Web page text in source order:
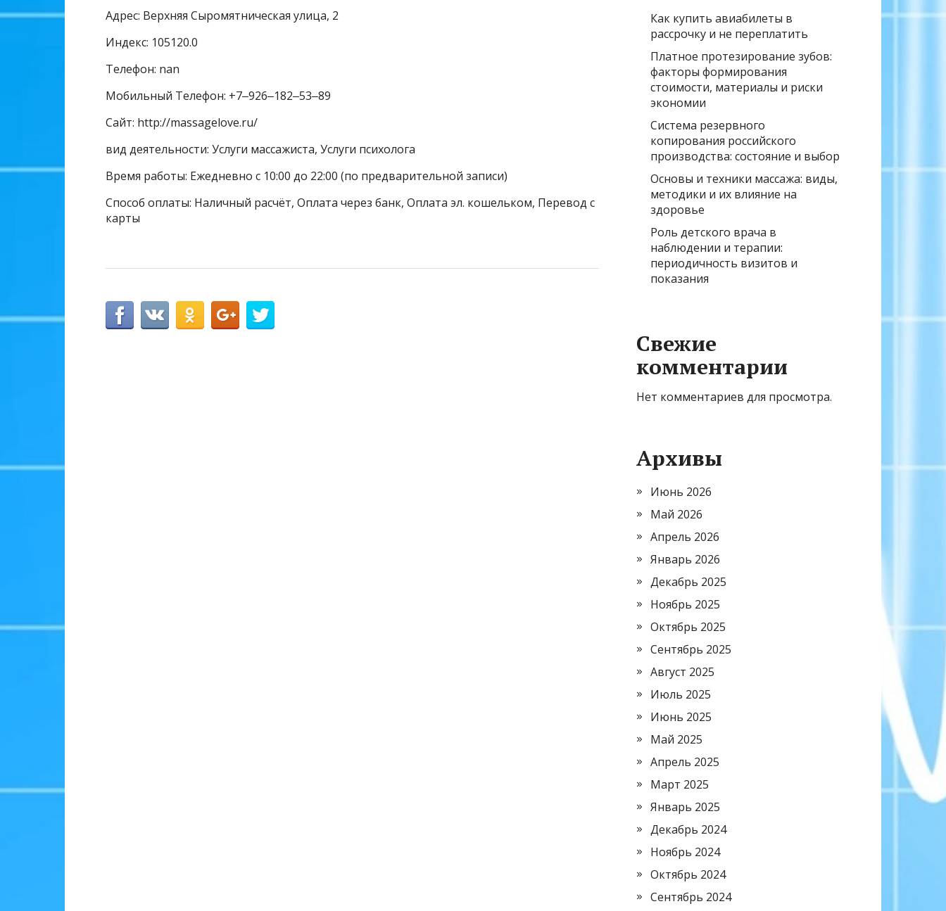
Адрес: Верхняя Сыромятническая улица, 2
Индекс: 105120.0
Телефон: nan
Мобильный Телефон: +7‒926‒182‒53‒89
Сайт: http://massagelove.ru/
вид деятельности: Услуги массажиста, Услуги психолога
Время работы: Ежедневно с 10:00 до 22:00 (по предварительной записи)
Способ оплаты: Наличный расчёт, Оплата через банк, Оплата эл. кошельком, Перевод с
карты
Как купить авиабилеты в
рассрочку и не переплатить
Платное протезирование зубов:
факторы формирования
стоимости, материалы и риски
экономии
Система резервного
копирования российского
производства: состояние и выбор
Основы и техники массажа: виды,
методики и их влияние на
здоровье
Роль детского врача в
наблюдении и терапии:
периодичность визитов и
показания
Свежие
комментарии
Нет комментариев для просмотра.
Архивы
Июнь 2026
Май 2026
Апрель 2026
Январь 2026
Декабрь 2025
Ноябрь 2025
Октябрь 2025
Сентябрь 2025
Август 2025
Июль 2025
Июнь 2025
Май 2025
Апрель 2025
Март 2025
Январь 2025
Декабрь 2024
Ноябрь 2024
Октябрь 2024
Сентябрь 2024